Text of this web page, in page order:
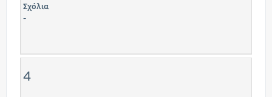
Σχόλια
-
4